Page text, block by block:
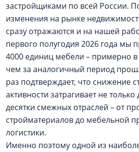
застройщиками по всей России.
изменения на рынке
сразу отражаются и на нашей
первого полугодия 2026 года мы
4000 единиц мебели – примерно
чем за аналогичный период
раз подтверждает, что снижение
активности затрагивает не
десятки смежных отраслей – от
стройматериалов до мебельной
логистики.
Именно поэтому одной из